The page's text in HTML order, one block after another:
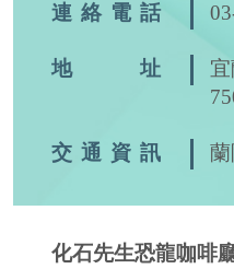
連絡電話
地 址
交通資訊
化石先生恐龍咖啡